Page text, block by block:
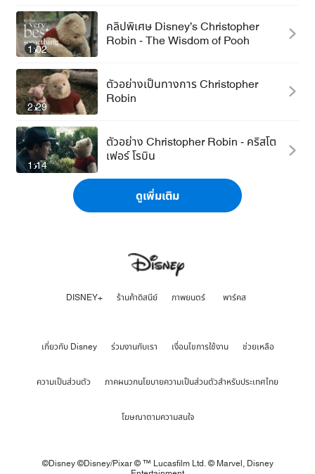
1:02
คลิปพิเศษ Disney’s Christopher
Robin - The Wisdom of Pooh
2:29
ตัวอย่างเป็นทางการ Christopher
Robin
1:14
ตัวอย่าง Christopher Robin - คริสโต
เฟอร์ โรบิน
ดูเพิ่มเติม
DISNEY+ ร้านค้าดิสนีย์ ภาพยนตร์ พาร์คส
เกี่ยวกับ Disney ร่วมงานกับเรา เงื่อนไขการใช้งาน ช่วยเหลือ
ความเป็นส่วนตัว ภาคผนวกนโยบายความเป็นส่วนตัวสำหรับประเทศไทย
โฆษณาตามความสนใจ
©Disney ©Disney/Pixar © ™ Lucasfilm Ltd. © Marvel, Disney